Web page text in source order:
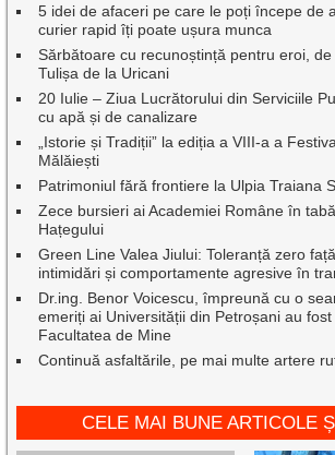
5 idei de afaceri pe care le poți începe de
curier rapid îți poate ușura munca
Sărbătoare cu recunoștință pentru eroi,
Tulișa de la Uricani
20 Iulie – Ziua Lucrătorului din Serviciile
cu apă și de canalizare
„Istorie și Tradiții” la ediția a VIII-a a
Mălăiești
Patrimoniul fără frontiere la Ulpia Traiana
Zece bursieri ai Academiei Române în
Hațegului
Green Line Valea Jiului: Toleranță zero
intimidări și comportamente agresive în
Dr.ing. Benor Voicescu, împreună cu o
emeriți ai Universității din Petroșani au
Facultatea de Mine
Continuă asfaltările, pe mai multe artere
CELE MAI BUNE ARTICOLE